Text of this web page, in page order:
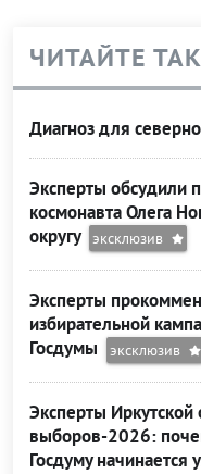
ЧИТАЙТЕ
Диагноз для
Эксперты обсудили
космонавта Олега
округу эксклюзив
Эксперты
избирательной
Госдумы
эксклюзив
Эксперты Иркутской
выборов-2026:
Госдуму начинается